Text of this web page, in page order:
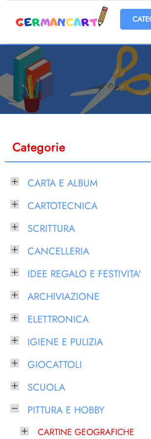
Open
Categorie
CARTA E ALBUM
CARTOTECNICA
SCRITTURA
CANCELLERIA
IDEE REGALO E FESTIVITA'
ARCHIVIAZIONE
ELETTRONICA
IGIENE E PULIZIA
GIOCATTOLI
SCUOLA
PITTURA E HOBBY
CARTINE GEOGRAFICHE